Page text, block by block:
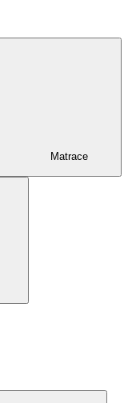
Matrace